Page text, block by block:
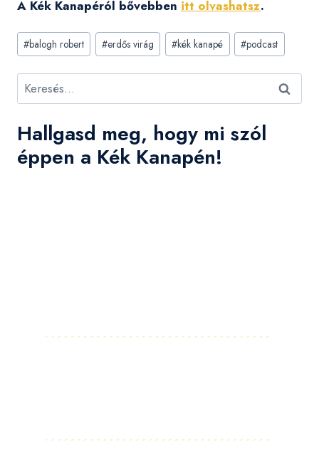
A Kék Kanapéról bővebben itt olvashatsz.
Post
Tags:
#balogh robert #erdős virág #kék kanapé #podcast
Keresés:
Hallgasd meg, hogy mi szól
éppen a Kék Kanapén!